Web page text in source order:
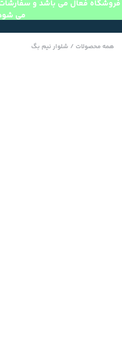
فروشگاه فعال می باشد و سفارشات
می
همه محصولات / شلوار نیم بگ